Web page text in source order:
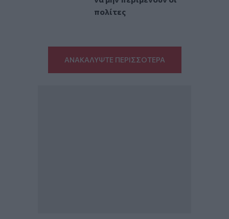
πολίτες
ΑΝΑΚΑΛΥΨΤΕ ΠΕΡΙΣΣΟΤΕΡΑ